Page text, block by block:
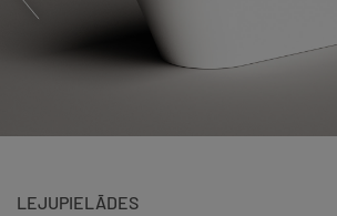
LEJUPIELĀDES